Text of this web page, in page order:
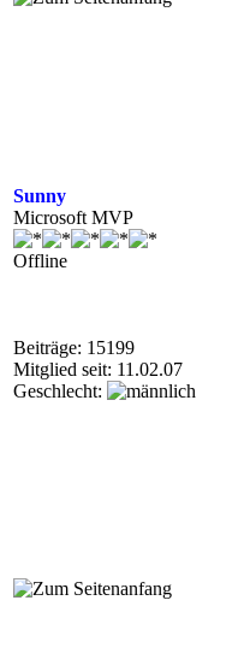
Sunny
Microsoft MVP
Offline
Beiträge: 15199
Mitglied seit: 11.02.07
Geschlecht: